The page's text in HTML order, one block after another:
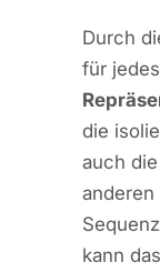
Durch
für
die
auch
anderen
kann